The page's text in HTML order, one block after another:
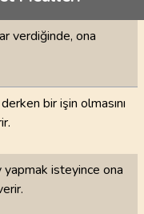
verdiğinde, ona
bir işin olmasını
yapmak isteyince ona